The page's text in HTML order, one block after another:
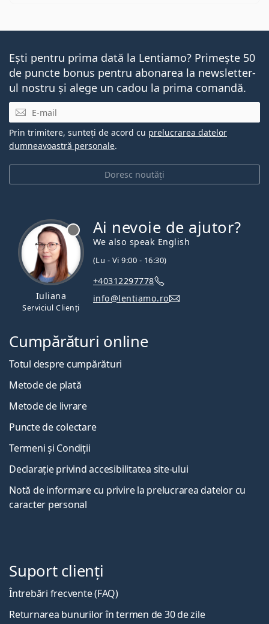
Ești pentru prima dată la Lentiamo? Primește 50
de puncte bonus pentru abonarea la newsletter-
ul nostru și alege un cadou la prima comandă.
E-mail
Doresc noutăți
Prin trimitere, sunteți de acord cu prelucrarea datelor
dumneavoastră personale.
Iuliana
Serviciul Clienți
Ai nevoie de ajutor?
We also speak English
(Lu - Vi 9:00 - 16:30)
+40312297778
info@lentiamo.ro
Cumpărături online
Totul despre cumpărături
Metode de plată
Metode de livrare
Puncte de colectare
Termeni și Condiții
Declarație privind accesibilitatea site-ului
Notă de informare cu privire la prelucrarea datelor cu
caracter personal
Suport clienți
Întrebări frecvente (FAQ)
Returnarea bunurilor în termen de 30 de zile